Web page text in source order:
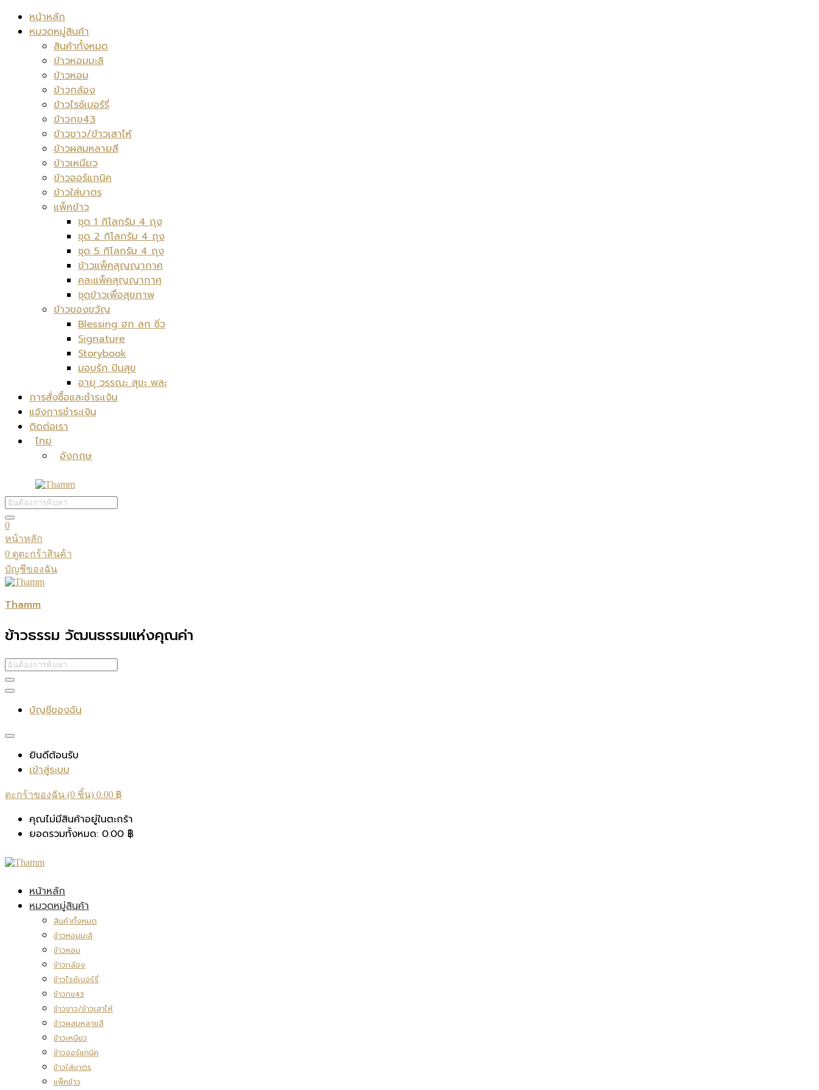
หน้าหลัก
หมวดหมู่สินค้า
สินค้าทั้งหมด
ข้าวหอมมะลิ
ข้าวหอม
ข้าวกล้อง
ข้าวไรซ์เบอร์รี่
ข้าวกข43
ข้าวขาว/ข้าวเสาไห้
ข้าวผสมหลายสี
ข้าวเหนียว
ข้าวออร์แกนิค
ข้าวใส่บาตร
แพ็คข้าว
ชุด 1 กิโลกรัม 4 ถุง
ชุด 2 กิโลกรัม 4 ถุง
ชุด 5 กิโลกรัม 4 ถุง
ข้าวแพ็คสุญญากาศ
คละแพ็คสุญญากาศ
ชุดข้าวเพื่อสุขภาพ
ข้าวของขวัญ
Blessing ฮก ลก ซิ่ว
Signature
Storybook
มอบรัก ปันสุข
อายุ วรรณะ สุขะ พละ
การสั่งซื้อและชำระเงิน
แจ้งการชำระเงิน
ติดต่อเรา
ไทย
อังกฤษ
0
หน้าหลัก
0 ดูตะกร้าสินค้า
บัญชีของฉัน
Thamm
ข้าวธรรม วัฒนธรรมแห่งคุณค่า
บัญชีของฉัน
ยินดีต้อนรับ
เข้าสู่ระบบ
ตะกร้าของฉัน (0 ชิ้น) 0.00 ฿
คุณไม่มีสินค้าอยู่ในตะกร้า
ยอดรวมทั้งหมด: 0.00 ฿
หน้าหลัก
หมวดหมู่สินค้า
สินค้าทั้งหมด
ข้าวหอมมะลิ
ข้าวหอม
ข้าวกล้อง
ข้าวไรซ์เบอร์รี่
ข้าวกข43
ข้าวขาว/ข้าวเสาไห้
ข้าวผสมหลายสี
ข้าวเหนียว
ข้าวออร์แกนิค
ข้าวใส่บาตร
แพ็คข้าว